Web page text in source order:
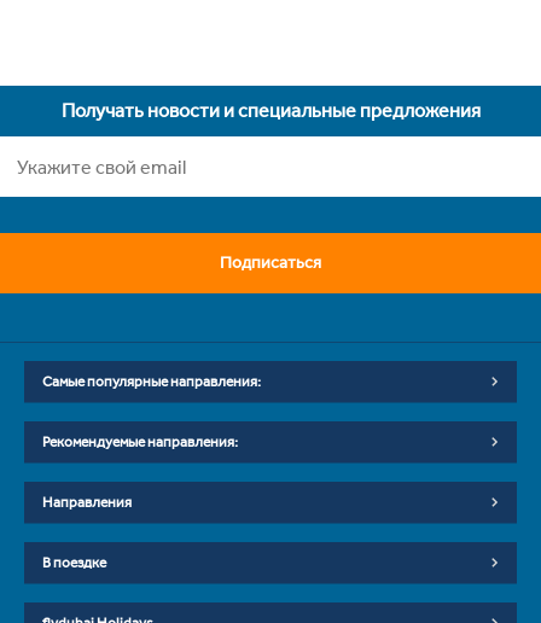
Получать новости и специальные предложения
Подписаться
Самые популярные направления:
Рекомендуемые направления:
Направления
В поездке